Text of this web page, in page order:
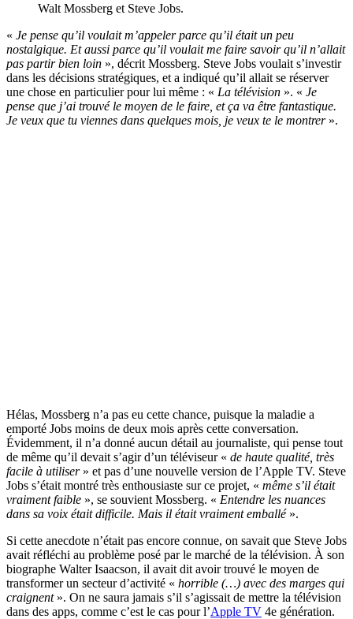
Walt Mossberg et Steve Jobs.
« Je pense qu’il voulait m’appeler parce qu’il était un peu
nostalgique. Et aussi parce qu’il voulait me faire savoir qu’il n’allait
pas partir bien loin », décrit Mossberg. Steve Jobs voulait s’investir
dans les décisions stratégiques, et a indiqué qu’il allait se réserver
une chose en particulier pour lui même : « La télévision ». « Je
pense que j’ai trouvé le moyen de le faire, et ça va être fantastique.
Je veux que tu viennes dans quelques mois, je veux te le montrer ».
Hélas, Mossberg n’a pas eu cette chance, puisque la maladie a
emporté Jobs moins de deux mois après cette conversation.
Évidemment, il n’a donné aucun détail au journaliste, qui pense tout
de même qu’il devait s’agir d’un téléviseur « de haute qualité, très
facile à utiliser» et pas d’une nouvelle version de l’Apple TV. Steve
Jobs s’était montré très enthousiaste sur ce projet, « même s’il était
vraiment faible », se souvient Mossberg. « Entendre les nuances
dans sa voix était difficile. Mais il était vraiment emballé».
Si cette anecdote n’était pas encore connue, on savait que Steve Jobs
avait réfléchi au problème posé par le marché de la télévision. À son
biographe Walter Isaacson, il avait dit avoir trouvé le moyen de
transformer un secteur d’activité « horrible (…) avec des marges qui
craignent». On ne saura jamais s’il s’agissait de mettre la télévision
dans des apps, comme c’est le cas pour l’Apple TV 4e génération.